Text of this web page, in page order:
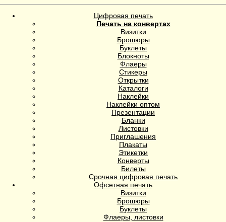
Цифровая печать
Печать на конвертах
Визитки
Брошюры
Буклеты
Блокноты
Флаеры
Стикеры
Открытки
Каталоги
Наклейки
Наклейки оптом
Презентации
Бланки
Листовки
Приглашения
Плакаты
Этикетки
Конверты
Билеты
Срочная цифровая печать
Офсетная печать
Визитки
Брошюры
Буклеты
Флаеры, листовки